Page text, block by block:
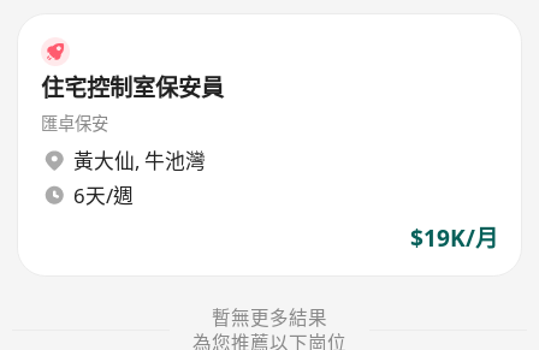
住宅控制室保安員
匯卓保安
黃大仙, 牛池灣
6天/週
$19K/月
暫無更多結果
為您推薦以下崗位